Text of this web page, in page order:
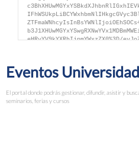
Eventos
El portal donde podrás gestionar, difundir, asistir y
seminarios, ferias y cursos